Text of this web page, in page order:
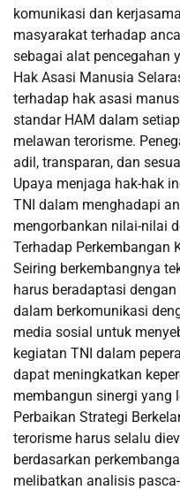
komunikasi dan
masyarakat terhadap
sebagai alat pencegahan
Hak Asasi Manusia
terhadap hak asasi
standar HAM dalam
melawan terorisme.
adil, transparan, dan
Upaya menjaga hak-hak
TNI dalam menghadapi
mengorbankan nilai-nilai
Terhadap Perkembangan
Seiring berkembangnya
harus beradaptasi
dalam berkomunikasi
media sosial untuk
kegiatan TNI dalam
dapat meningkatkan
membangun sinergi yang
Perbaikan Strategi
terorisme harus selalu
berdasarkan
melibatkan analisis